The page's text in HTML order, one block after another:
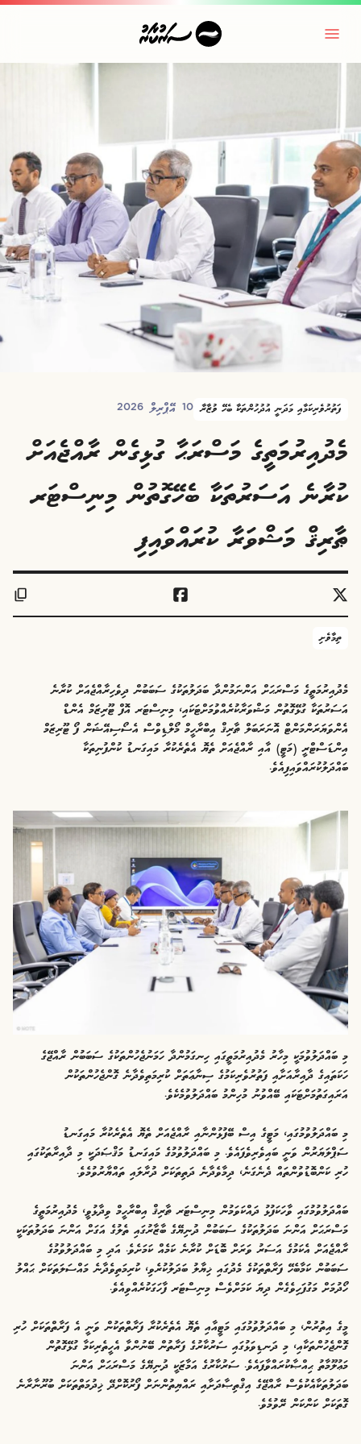
ފަތުރުވެރިކަމާއި މަދަނީ އުދުހުންތަކާ ބެހޭ ވުޒާރާ 10 އޭޕްރިލް 2026
މެދުއިރުމަތީގެ މަސްރަޙާ ގުޅިގެން ރާއްޖެއަށް
ކުރާނެ އަސަރުތަކާ ބެހޭގޮތުން މިނިސްޓަރ
ޠާރިޤް މަޝްވަރާ ކުރައްވައިފި
ތިމާވެށި
މެދުއިރުމަތީގެ މަސްރަޙަށް އަންނަމުންދާ ބަދަލުތަކުގެ ސަބަބުން ދިވެހިރާއްޖެއަށް ކުރާނެ
އަސަރުތަކާ ގުޅޭގޮތުން މަޝްވަރާކުރެއްވުމަށްޓަކައި، މިނިސްޓަރ އޮފް ޓޫރިޒަމް އެންޑް
އެންވަޔަރަންމަންޓް އޮނަރަބަލް ޠާރިޤް އިބްރާހީމް މޯލްޑިވްސް އެސޯސިއޭޝަން ފޯ ޓޫރިޒަމް
އިންޑަސްޓްރީ (މަޓީ) އާއި ރާއްޖެއަށް ތެޔޮ އެތެރެކުރާ މައިގަނޑު ކުންފުނިތަކާ
ބައްދަލުކުރައްވައިފިއެވެ.
މި ބައްދަލުވުމަކީ މިހާރު މެދުއިރުމަތީގައި ހިނގަމުންދާ ހަމަނުޖެހުންތަކުގެ ސަބަބުން ރާއްޖޭގެ
ހަކަތައިގެ ދާއިރާއަށާއި ފަތުރުވެރިކަމުގެ ސިނާޢަތަށް ކުރިމަތިވެދާނެ ގޮންޖެހުންތަކުން
އަރައިގަތުމަށްޓަކައި ބޭއްވުނު މުހިންމު ބައްދަލުވުމެކެވެ.
މި ބައްދަލުވުމުގައި، މަޓީގެ އިސް ބޭފުޅުންނާއި ރާއްޖެއަށް ތެޔޮ އެތެރެކުރާ މައިގަނޑު
ސަޕްލަޔަރުން ވަނީ ބައިވެރިވެފައެވެ. މި ބައްދަލުވުމުގެ މައިގަނޑު މަޤްޞަދަކީ މި ދާއިރާތަކުގައި
ހުރި ކަންބޮޑުވުންތައް ދެނެގަނެ، ދިމާވެދާނެ ދަތިތަކަށް ދުރާލައި ތައްޔާރުވުމެވެ.
ބައްދަލުވުމުގައި ވާހަކަފުޅު ދައްކަވަމުން މިނިސްޓަރ ޠާރިޤް އިބްރާހީމް ވިދާޅުވީ، މެދުއިރުމަތީގެ
މަސްރަޙަށް އަންނަ ބަދަލުތަކުގެ ސަބަބުން ދުނިޔޭގެ ބާޒާރުގައި ތެލުގެ އަގަށް އަންނަ ބަދަލުތަކަކީ
ރާއްޖެއަށް އެކަމުގެ އަސަރު ވަރަށް ބޮޑަށް ކުރާނެ ކަމެއް ކަމަށެވެ. އަދި މި ބައްދަލުވުމުގެ
ސަބަބުން ކަމާބެހޭ ފަރާތްތަކުގެ މެދުގައި ޚިޔާލު ބަދަލުކުރެވި، ކުރިމަތިވެދާނެ މައްސަލަތަކަށް ޙައްލު
ހޯދުމަށް މަގުފަހިވެގެން ދިޔަ ކަމަށްވެސް މިނިސްޓަރ ފާހަގަކުރެއްވިއެވެ.
މީގެ އިތުރުން، މި ބައްދަލުވުމުގައި މަޓީއާއި ތެޔޮ އެތެރެކުރާ ފަރާތްތަކުން ވަނީ އެ ފަރާތްތަކަށް ހުރި
ގޮންޖެހުންތަކާއި، މި ދަނޑިވަޅުގައި ސަރުކާރުގެ ފަރާތުން ބޭނުންވާ އެހީތެރިކަމާ ގުޅޭގޮތުން
މަޢުލޫމާތު ޙިއްޞާކުރައްވާފައެވެ. ސަރުކާރުގެ އަމާޒަކީ ދުނިޔޭގެ މަސްރަޙަށް އަންނަ
ބަދަލުތަކާއެކުވެސް ރާއްޖޭގެ އިޤްތިޞާދަށާއި ރައްޔިތުންނަށް ފޯރުކޮށްދޭ ޚިދުމަތްތަކަށް ބުރޫނާރާނެ
ގޮތަކަށް ކަންކަން ރޭވުމެވެ.